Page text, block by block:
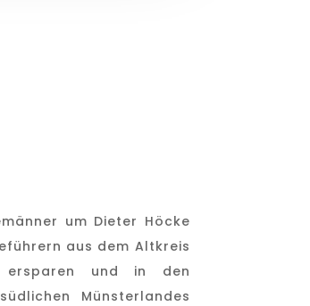
um Dieter Höcke
aus dem Altkreis
ersparen und in den
Münsterlandes